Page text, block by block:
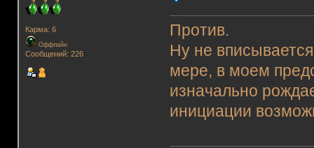
Карма: 6
Оффлайн
Сообщений: 226
Против.
Ну не
мере, в моем
изначально
инициации